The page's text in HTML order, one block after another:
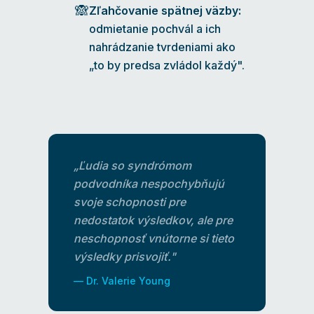
🙈Zľahčovanie spätnej väzby:
odmietanie pochvál a ich
nahrádzanie tvrdeniami ako
„to by predsa zvládol každý".
„Ľudia so syndrómom
podvodníka nespochybňujú
svoje schopnosti pre
nedostatok výsledkov, ale pre
neschopnosť vnútorne si tieto
výsledky prisvojiť."
— Dr. Valerie Young